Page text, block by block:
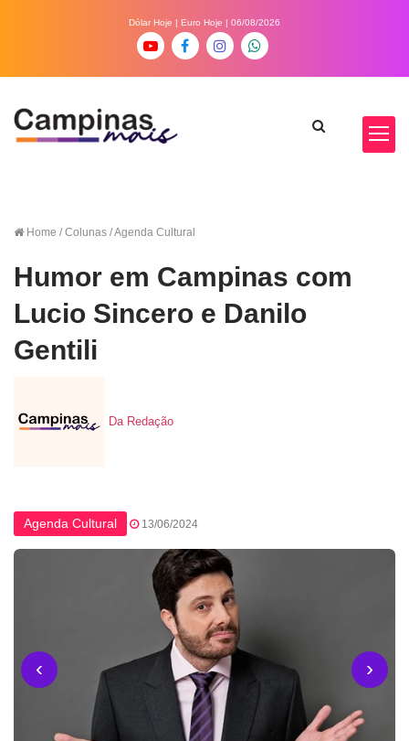
Dólar Hoje | Euro Hoje | 06/08/2026
Home / Colunas / Agenda Cultural
Humor em Campinas com
Lucio Sincero e Danilo
Gentili
Da Redação
Agenda Cultural 13/06/2024
‹ ›